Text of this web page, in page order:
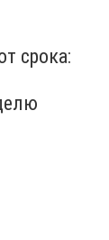
срока: